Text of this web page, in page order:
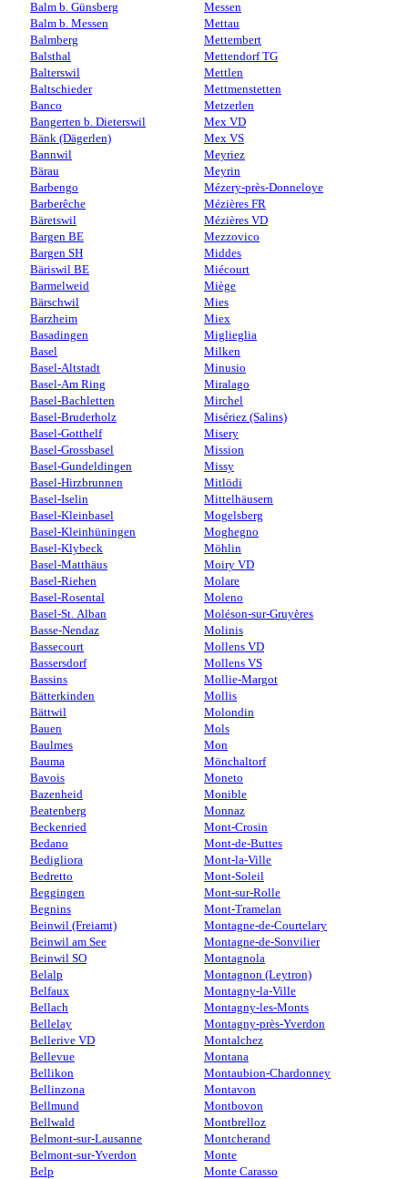
Balm b. Günsberg
Balm b. Messen
Balmberg
Balsthal
Balterswil
Baltschieder
Banco
Bangerten b. Dieterswil
Bänk (Dägerlen)
Bannwil
Bärau
Barbengo
Barberêche
Bäretswil
Bargen BE
Bargen SH
Bäriswil BE
Barmelweid
Bärschwil
Barzheim
Basadingen
Basel
Basel-Altstadt
Basel-Am Ring
Basel-Bachletten
Basel-Bruderholz
Basel-Gotthelf
Basel-Grossbasel
Basel-Gundeldingen
Basel-Hirzbrunnen
Basel-Iselin
Basel-Kleinbasel
Basel-Kleinhüningen
Basel-Klybeck
Basel-Matthäus
Basel-Riehen
Basel-Rosental
Basel-St. Alban
Basse-Nendaz
Bassecourt
Bassersdorf
Bassins
Bätterkinden
Bättwil
Bauen
Baulmes
Bauma
Bavois
Bazenheid
Beatenberg
Beckenried
Bedano
Bedigliora
Bedretto
Beggingen
Begnins
Beinwil (Freiamt)
Beinwil am See
Beinwil SO
Belalp
Belfaux
Bellach
Bellelay
Bellerive VD
Bellevue
Bellikon
Bellinzona
Bellmund
Bellwald
Belmont-sur-Lausanne
Belmont-sur-Yverdon
Belp
Messen
Mettau
Mettembert
Mettendorf TG
Mettlen
Mettmenstetten
Metzerlen
Mex VD
Mex VS
Meyriez
Meyrin
Mézery-près-Donneloye
Mézières FR
Mézières VD
Mezzovico
Middes
Miécourt
Miège
Mies
Miex
Miglieglia
Milken
Minusio
Miralago
Mirchel
Misériez (Salins)
Misery
Mission
Missy
Mitlödi
Mittelhäusern
Mogelsberg
Moghegno
Möhlin
Moiry VD
Molare
Moleno
Moléson-sur-Gruyères
Molinis
Mollens VD
Mollens VS
Mollie-Margot
Mollis
Molondin
Mols
Mon
Mönchaltorf
Moneto
Monible
Monnaz
Mont-Crosin
Mont-de-Buttes
Mont-la-Ville
Mont-Soleil
Mont-sur-Rolle
Mont-Tramelan
Montagne-de-Courtelary
Montagne-de-Sonvilier
Montagnola
Montagnon (Leytron)
Montagny-la-Ville
Montagny-les-Monts
Montagny-près-Yverdon
Montalchez
Montana
Montaubion-Chardonney
Montavon
Montbovon
Montbrelloz
Montcherand
Monte
Monte Carasso